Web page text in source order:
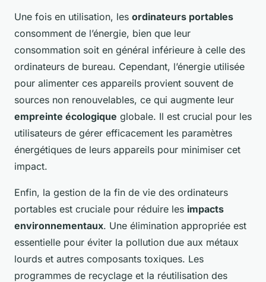
Une fois en utilisation, les ordinateurs portables
consomment de l’énergie, bien que leur
consommation soit en général inférieure à celle des
ordinateurs de bureau. Cependant, l’énergie utilisée
pour alimenter ces appareils provient souvent de
sources non renouvelables, ce qui augmente leur
empreinte écologique globale. Il est crucial pour les
utilisateurs de gérer efficacement les paramètres
énergétiques de leurs appareils pour minimiser cet
impact.
Enfin, la gestion de la fin de vie des ordinateurs
portables est cruciale pour réduire les impacts
environnementaux. Une élimination appropriée est
essentielle pour éviter la pollution due aux métaux
lourds et autres composants toxiques. Les
programmes de recyclage et la réutilisation des